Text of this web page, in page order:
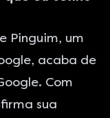
Pinguim, um
acaba de
Com
sua